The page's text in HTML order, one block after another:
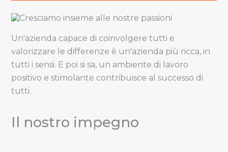
Un'azienda capace di coinvolgere tutti e
valorizzare le differenze è un'azienda più ricca, in
tutti i sensi. E poi si sa, un ambiente di lavoro
positivo e stimolante contribuisce al successo di
tutti.
Il nostro impegno